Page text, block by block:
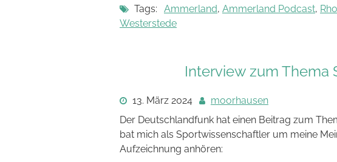
Tags:
Ammerland, Ammerland Podcast,
Westerstede
Interview zum Thema
13. März 2024
moorhausen
Der Deutschlandfunk hat einen Beitrag zum
bat mich als Sportwissenschaftler um meine
Aufzeichnung anhören: